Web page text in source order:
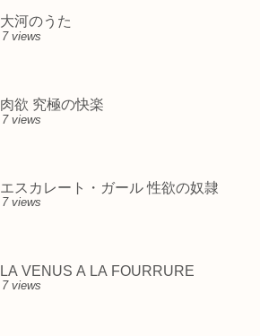
大河のうた
7 views
肉欲 究極の快楽
7 views
エスカレート・ガール 性欲の奴隷
7 views
LA VENUS A LA FOURRURE
7 views